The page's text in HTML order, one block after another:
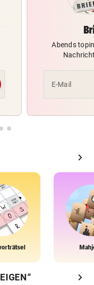
Abends
E-Mail
chevron_right
chevron_right